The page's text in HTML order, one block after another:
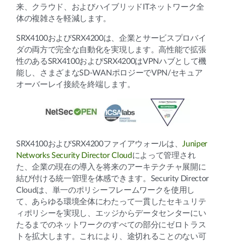
来、クラウド、およびハイブリッドITネットワーク全
体の複雑さを軽減します。
SRX4100およびSRX4200は、企業とサービスプロバイ
ダの両方で完全な自動化を実現します。高性能で拡張
性のあるSRX4100およびSRX4200はVPNハブとして機
能し、さまざまなSD-WANポロジーでVPN/セキュア
オーバーレイ接続を終端します。
SRX4100およびSRX4200ファイアウォールは、Juniper
Networks Security Director Cloudによって管理され
た、企業の現在の導入を将来のアーキテクチャ展開に
結び付ける統一管理を体感できます。Security Director
Cloudは、単一のポリシーフレームワークを使用し
て、あらゆる環境全体にわたって一貫したセキュリテ
ィポリシーを実現し、エッジからデータセンターにい
たるまでのネットワークのすべての部分にゼロトラス
トを拡大します。これにより、途切れることのない可